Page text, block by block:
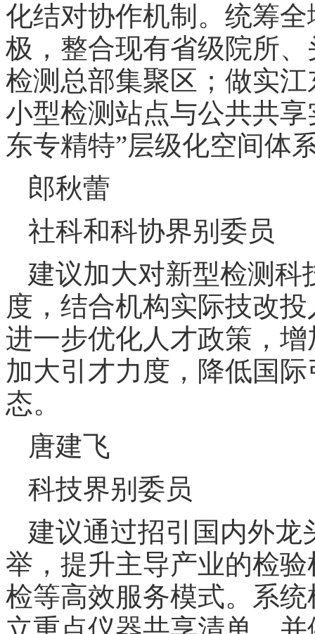
化结对协作机制。统筹
极，整合现有省级院所
检测总部集聚区；做实
小型检测站点与公共共
东专精特”层级化空间体
郎秋蕾
社科和科协界别委员
建议加大对新型检测科
度，结合机构实际技改
进一步优化人才政策，
加大引才力度，降低国
态。
唐建飞
科技界别委员
建议通过招引国内外龙
举，提升主导产业的检
检等高效服务模式。系